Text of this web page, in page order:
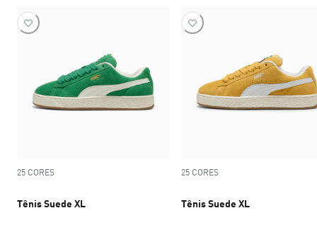
25 CORES
Tênis Suede XL
25 CORES
Tênis Suede XL